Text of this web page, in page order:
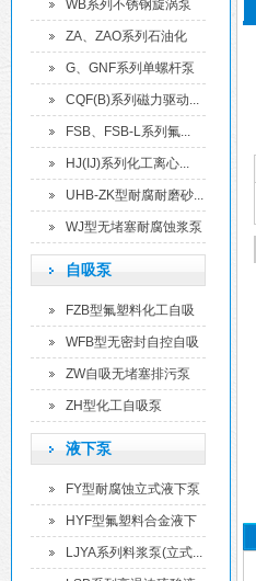
WB系列不锈钢旋涡泵
ZA、ZAO系列石油化
工...
G、GNF系列单螺杆泵
CQF(B)系列磁力驱动...
FSB、FSB-L系列氟...
HJ(IJ)系列化工离心...
UHB-ZK型耐腐耐磨砂...
WJ型无堵塞耐腐蚀浆泵
自吸泵
FZB型氟塑料化工自吸
泵
WFB型无密封自控自吸
泵
ZW自吸无堵塞排污泵
ZH型化工自吸泵
液下泵
FY型耐腐蚀立式液下泵
HYF型氟塑料合金液下
泵
LJYA系列料浆泵(立式...